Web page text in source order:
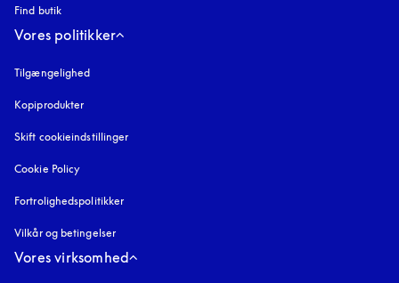
Find butik
Vores politikker
Tilgængelighed
Kopiprodukter
Skift cookieindstillinger
Cookie Policy
Fortrolighedspolitikker
Vilkår og betingelser
Vores virksomhed